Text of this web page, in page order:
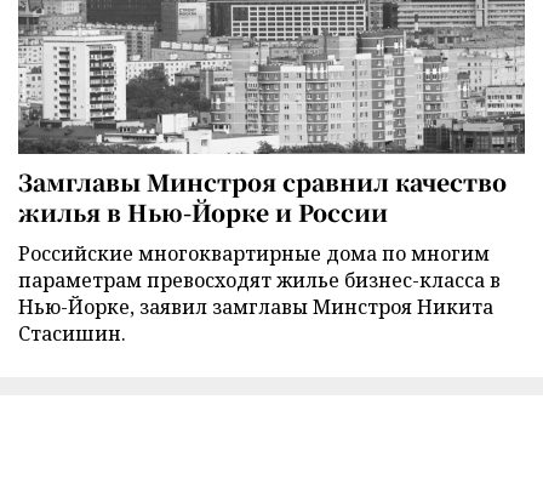
Замглавы Минстроя сравнил качество
жилья в Нью-Йорке и России
Российские многоквартирные дома по многим
параметрам превосходят жилье бизнес-класса в
Нью-Йорке, заявил замглавы Минстроя Никита
Стасишин.